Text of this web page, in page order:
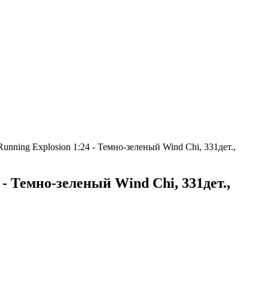
Explosion 1:24 - Темно-зеленый Wind Chi, 331дет.,
зеленый Wind Chi, 331дет.,